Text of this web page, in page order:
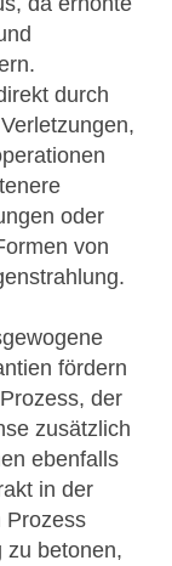
durch
oder
von
fördern
der
zusätzlich
ebenfalls
in der
Prozess
zu betonen,